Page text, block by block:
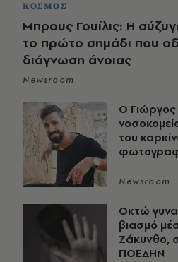
ΚΟΣΜΟΣ
Μπρους Γουίλις: Η
το πρώτο σημάδι που
διάγνωση άνοιας
Newsroom
O
του
Newsroom
Οκτώ
βιασμό
Ζάκυνθο,
ΠΟΕΔΗΝ